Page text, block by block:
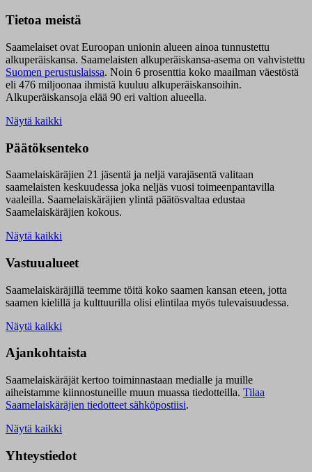
Tietoa meistä
Saamelaiset ovat Euroopan unionin alueen ainoa tunnustettu
alkuperäiskansa. Saamelaisten alkuperäiskansa-asema on vahvistettu
Suomen perustuslaissa. Noin 6 prosenttia koko maailman väestöstä
eli 476 miljoonaa ihmistä kuuluu alkuperäiskansoihin.
Alkuperäiskansoja elää 90 eri valtion alueella.
Näytä kaikki
Päätöksenteko
Saamelaiskäräjien 21 jäsentä ja neljä varajäsentä valitaan
saamelaisten keskuudessa joka neljäs vuosi toimeenpantavilla
vaaleilla. Saamelaiskäräjien ylintä päätösvaltaa edustaa
Saamelaiskäräjien kokous.
Näytä kaikki
Vastuualueet
Saamelaiskäräjillä teemme töitä koko saamen kansan eteen, jotta
saamen kielillä ja kulttuurilla olisi elintilaa myös tulevaisuudessa.
Näytä kaikki
Ajankohtaista
Saamelaiskäräjät kertoo toiminnastaan medialle ja muille
aiheistamme kiinnostuneille muun muassa tiedotteilla. Tilaa
Saamelaiskäräjien tiedotteet sähköpostiisi.
Näytä kaikki
Yhteystiedot